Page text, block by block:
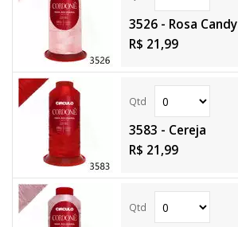
3526 - Rosa Candy
R$ 21,99
3583 - Cereja
R$ 21,99